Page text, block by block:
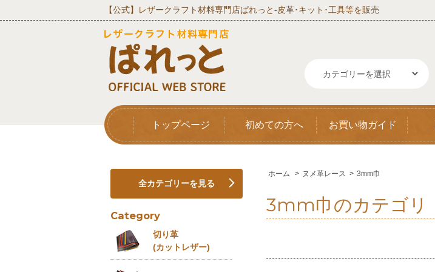
【公式】レザークラフト材料専門店ぱれっと‐皮革･キット･工具等を販売
トップページ 初めての方へ お買い物ガイド
ホーム > ヌメ革レース > 3mm巾
3mm巾のカテゴリ
全カテゴリーを見る
Category
切り革
(カットレザー)